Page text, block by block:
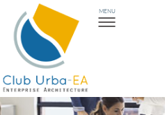
Toggle
navigation
MENU